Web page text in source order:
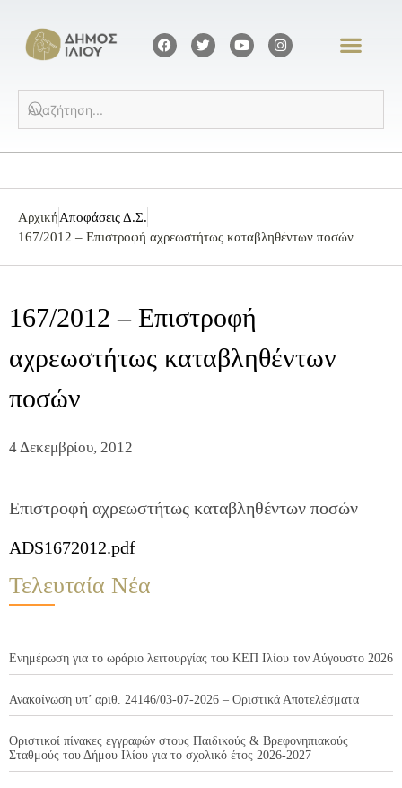
ΑρχικήΑποφάσεις Δ.Σ.
167/2012 – Επιστροφή αχρεωστήτως καταβληθέντων ποσών
167/2012 – Επιστροφή
αχρεωστήτως καταβληθέντων
ποσών
4 Δεκεμβρίου, 2012
Επιστροφή αχρεωστήτως καταβληθέντων ποσών
ADS1672012.pdf
Τελευταία Νέα
Ενημέρωση για το ωράριο λειτουργίας του ΚΕΠ Ιλίου τον Αύγουστο 2026
Ανακοίνωση υπ’ αριθ. 24146/03-07-2026 – Οριστικά Αποτελέσματα
Οριστικοί πίνακες εγγραφών στους Παιδικούς & Βρεφονηπιακούς
Σταθμούς του Δήμου Ιλίου για το σχολικό έτος 2026-2027